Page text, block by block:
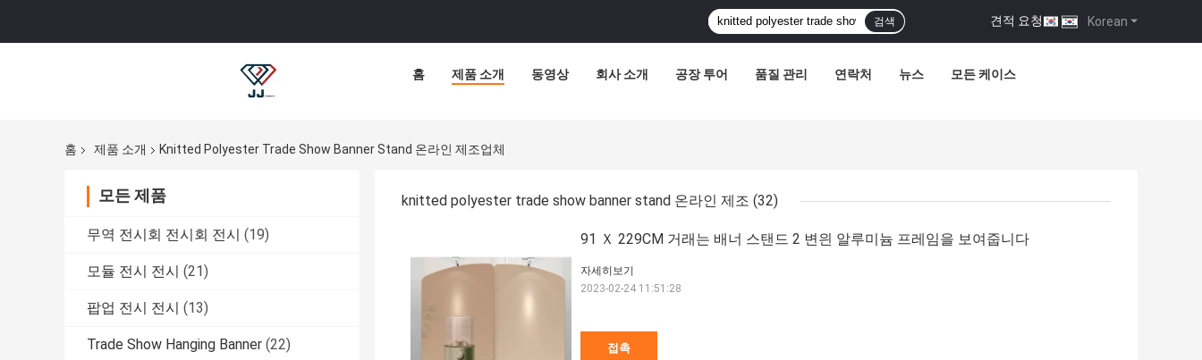
Korean
견적 요청 |
검색
홈 제품 소개 동영상 회사 소개 공장 투어 품질 관리 연락처 뉴스 모든 케이스
홈 제품 소개 Knitted Polyester Trade Show Banner Stand 온라인 제조업체
모든 제품
무역 전시회 전시회 전시 (19)
모듈 전시 전시 (21)
팝업 전시 전시 (13)
Trade Show Hanging Banner (22)
knitted polyester trade show banner stand 온라인 제조 (32)
91 Ｘ 229CM 거래는 배너 스탠드 2 변읜 알루미늄 프레임을 보여줍니다
접촉
자세히보기
2023-02-24 11:51:28